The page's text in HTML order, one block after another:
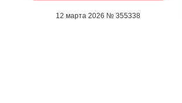
12 марта 2026 № 355338